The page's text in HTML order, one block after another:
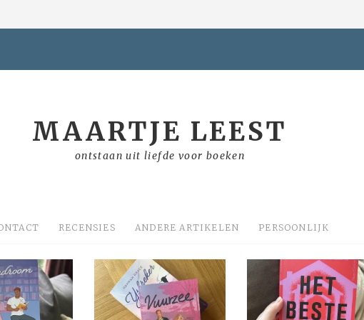
MAARTJE LEEST
ontstaan uit liefde voor boeken
RECENSIES ANDERE ARTIKELEN PERSOONLIJK